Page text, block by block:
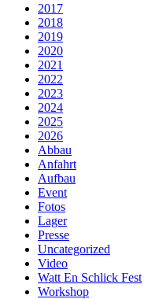
2017
2018
2019
2020
2021
2022
2023
2024
2025
2026
Abbau
Anfahrt
Aufbau
Event
Fotos
Lager
Presse
Uncategorized
Video
Watt En Schlick Fest
Workshop